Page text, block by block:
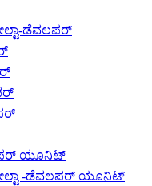
ಡೆವಲಪರ್
ಯೂನಿಟ್
-ಡೆವಲಪರ್ ಯೂನಿಟ್